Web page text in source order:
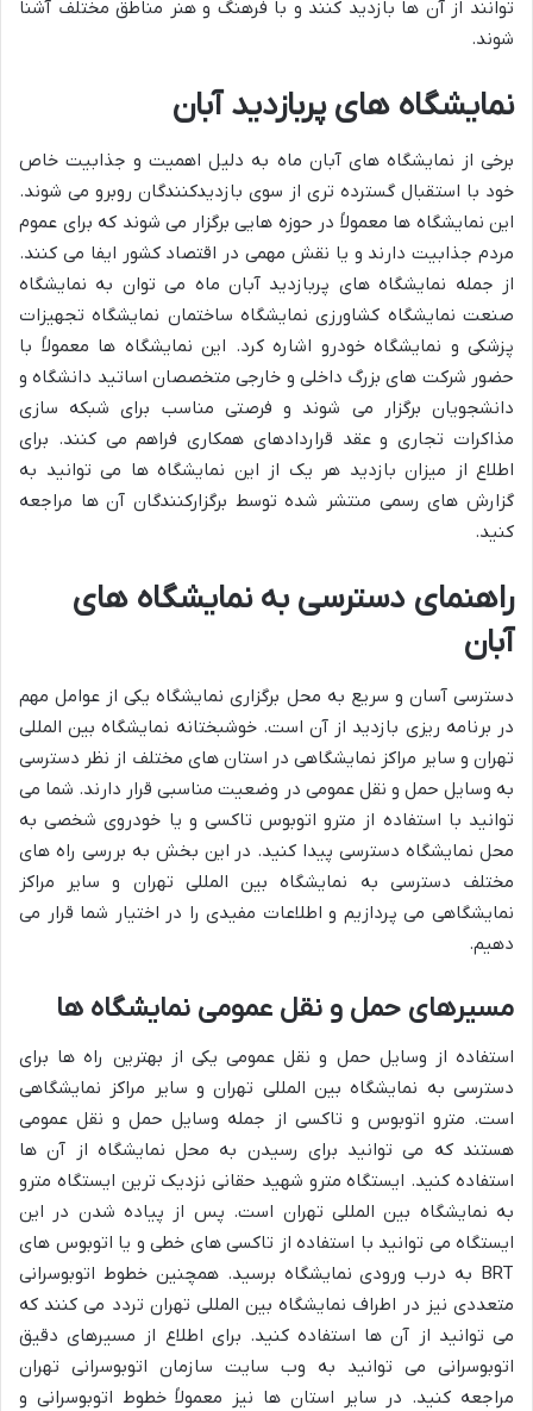
توانند از آن ها بازدید کنند و با فرهنگ و هنر مناطق مختلف آشنا
شوند.
نمایشگاه های پربازدید آبان
برخی از نمایشگاه های آبان ماه به دلیل اهمیت و جذابیت خاص
خود با استقبال گسترده تری از سوی بازدیدکنندگان روبرو می شوند.
این نمایشگاه ها معمولاً در حوزه هایی برگزار می شوند که برای عموم
مردم جذابیت دارند و یا نقش مهمی در اقتصاد کشور ایفا می کنند.
از جمله نمایشگاه های پربازدید آبان ماه می توان به نمایشگاه
صنعت نمایشگاه کشاورزی نمایشگاه ساختمان نمایشگاه تجهیزات
پزشکی و نمایشگاه خودرو اشاره کرد. این نمایشگاه ها معمولاً با
حضور شرکت های بزرگ داخلی و خارجی متخصصان اساتید دانشگاه و
دانشجویان برگزار می شوند و فرصتی مناسب برای شبکه سازی
مذاکرات تجاری و عقد قراردادهای همکاری فراهم می کنند. برای
اطلاع از میزان بازدید هر یک از این نمایشگاه ها می توانید به
گزارش های رسمی منتشر شده توسط برگزارکنندگان آن ها مراجعه
کنید.
راهنمای دسترسی به نمایشگاه های
آبان
دسترسی آسان و سریع به محل برگزاری نمایشگاه یکی از عوامل مهم
در برنامه ریزی بازدید از آن است. خوشبختانه نمایشگاه بین المللی
تهران و سایر مراکز نمایشگاهی در استان های مختلف از نظر دسترسی
به وسایل حمل و نقل عمومی در وضعیت مناسبی قرار دارند. شما می
توانید با استفاده از مترو اتوبوس تاکسی و یا خودروی شخصی به
محل نمایشگاه دسترسی پیدا کنید. در این بخش به بررسی راه های
مختلف دسترسی به نمایشگاه بین المللی تهران و سایر مراکز
نمایشگاهی می پردازیم و اطلاعات مفیدی را در اختیار شما قرار می
دهیم.
مسیرهای حمل و نقل عمومی نمایشگاه ها
استفاده از وسایل حمل و نقل عمومی یکی از بهترین راه ها برای
دسترسی به نمایشگاه بین المللی تهران و سایر مراکز نمایشگاهی
است. مترو اتوبوس و تاکسی از جمله وسایل حمل و نقل عمومی
هستند که می توانید برای رسیدن به محل نمایشگاه از آن ها
استفاده کنید. ایستگاه مترو شهید حقانی نزدیک ترین ایستگاه مترو
به نمایشگاه بین المللی تهران است. پس از پیاده شدن در این
ایستگاه می توانید با استفاده از تاکسی های خطی و یا اتوبوس های
BRT به درب ورودی نمایشگاه برسید. همچنین خطوط اتوبوسرانی
متعددی نیز در اطراف نمایشگاه بین المللی تهران تردد می کنند که
می توانید از آن ها استفاده کنید. برای اطلاع از مسیرهای دقیق
اتوبوسرانی می توانید به وب سایت سازمان اتوبوسرانی تهران
مراجعه کنید. در سایر استان ها نیز معمولاً خطوط اتوبوسرانی و